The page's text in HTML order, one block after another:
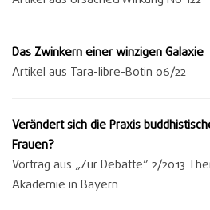
Das Zwinkern einer winzigen Galaxie
Artikel aus Tara-libre-Botin 06/22
Verändert sich die Praxis
Frauen?
Vortrag aus „Zur Debatte” 2/2013
Akademie in Bayern